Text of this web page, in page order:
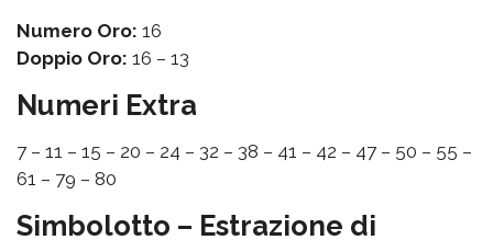
Numero Oro: 16
Doppio Oro: 16 – 13
Numeri Extra
7 – 11 – 15 – 20 – 24 – 32 – 38 – 41 – 42 – 47 – 50 – 55 –
61 – 79 – 80
Simbolotto – Estrazione di